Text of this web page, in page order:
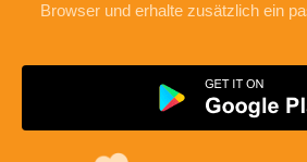
Browser und erhalte zusätzlich ein